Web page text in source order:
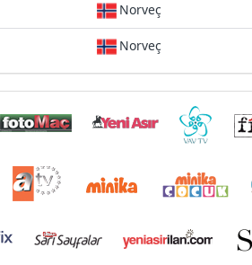
Norveç
Norveç